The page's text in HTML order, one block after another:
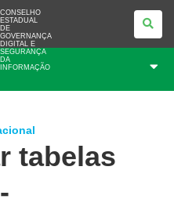
CONSELHO
ESTADUAL
DE
GOVERNANÇA
DIGITAL E
SEGURANÇA
DA
INFORMAÇÃO
tabelas